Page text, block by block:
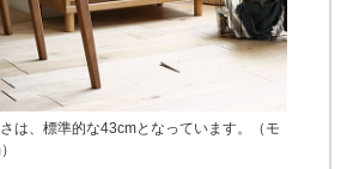
は、標準的な43cmとなっています。（モ